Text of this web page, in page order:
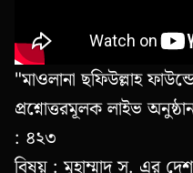
"মাওলানা ছফিউল্লাহ
প্রশ্নোত্তরমূলক লাইভ
: ৪২৩
বিষয় : মুহাম্মাদ স. এর